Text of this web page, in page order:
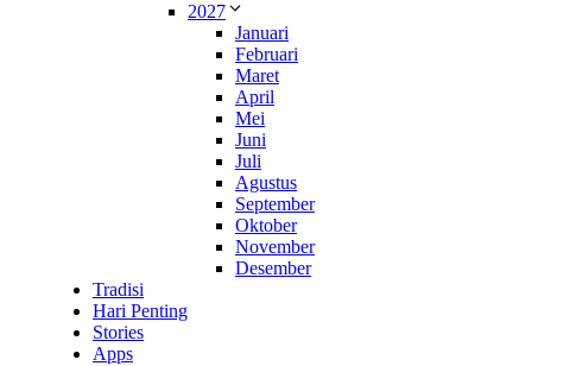
2027
Januari
Februari
Maret
April
Mei
Juni
Juli
Agustus
September
Oktober
November
Desember
Tradisi
Hari Penting
Stories
Apps